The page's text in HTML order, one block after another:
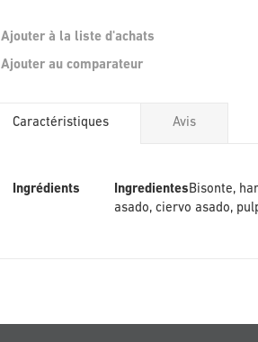
Ajouter à la liste d'achats
Ajouter au comparateur
Caractéristiques
Caractéristiques
Ingrédients Ingredientes Bisonte,
asado, ciervo asado,
Avis